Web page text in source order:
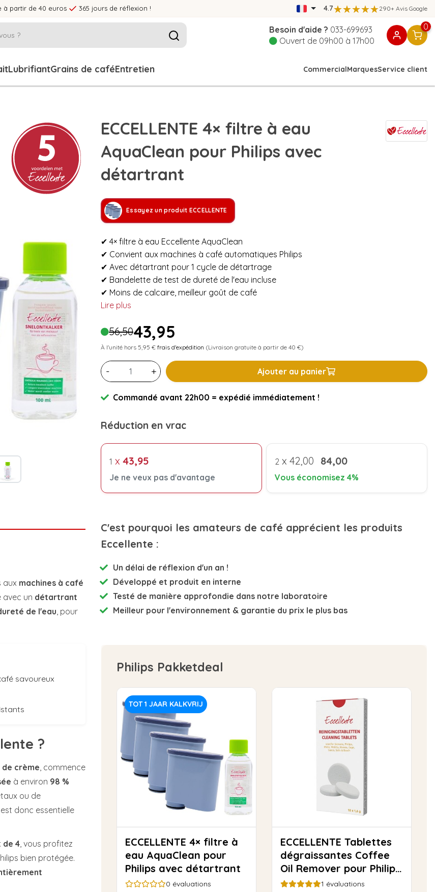
à partir de 40 euros 365 jours de réflexion ! 4.7 290+ Avis Google
Besoin d'aide ? 033-699693
Ouvert de 09h00 à 17h00
0
LubrifiantGrains de caféEntretien CommercialMarquesService client
aux machines à café
avec un détartrant
de l'eau, pour
savoureux
?
de crème , commence
à environ 98 %
ou de
donc essentielle
de 4 , vous profitez
bien protégée.
ECCELLENTE 4× filtre à eau
AquaClean pour Philips avec
détartrant
Essayez un produit ECCELLENTE
✔ 4× filtre à eau Eccellente AquaClean
✔ Convient aux machines à café automatiques Philips
✔ Avec détartrant pour 1 cycle de détartrage
✔ Bandelette de test de dureté de l'eau incluse
✔ Moins de calcaire, meilleur goût de café
Lire plus
56,5043,95
À l'unité hors 5,95 € frais d'expédition (Livraison gratuite à partir de 40 €)
- + Ajouter au panier
Commandé avant 22h00 = expédié immédiatement !
Réduction en vrac
1 x 43,95
Je ne veux pas d'avantage
2 x 42,00 84,00
Vous économisez 4%
C'est pourquoi les amateurs de café apprécient les produits
Eccellente :
Un délai de réflexion d'un an !
Développé et produit en interne
Testé de manière approfondie dans notre laboratoire
Meilleur pour l'environnement & garantie du prix le plus bas
Philips Pakketdeal
TOT 1 JAAR KALKVRIJ
ECCELLENTE 4× filtre à
eau AquaClean pour
Philips avec détartrant
0 évaluations
ECCELLENTE Tablettes
dégraissantes Coffee
Oil Remover pour Philips
Saeco - 10 pièces
1 évaluations